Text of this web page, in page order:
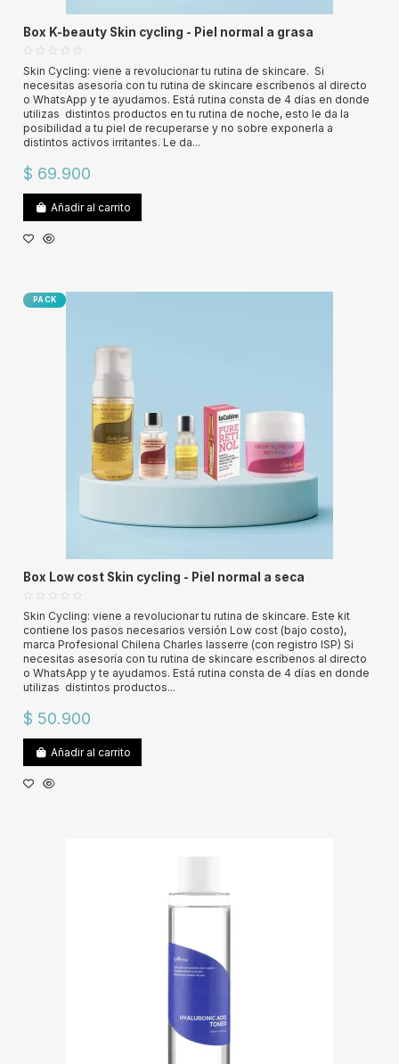
Box K-beauty Skin cycling - Piel normal a grasa
Skin Cycling: viene a revolucionar tu rutina de skincare. Si
necesitas asesoría con tu rutina de skincare escríbenos al directo
o WhatsApp y te ayudamos. Está rutina consta de 4 días en donde
utilizas distintos productos en tu rutina de noche, esto le da la
posibilidad a tu piel de recuperarse y no sobre exponerla a
distintos activos irritantes. Le da...
$ 69.900
Añadir al carrito
PACK
Box Low cost Skin cycling - Piel normal a seca
Skin Cycling: viene a revolucionar tu rutina de skincare. Este kit
contiene los pasos necesarios versión Low cost (bajo costo),
marca Profesional Chilena Charles lasserre (con registro ISP) Si
necesitas asesoría con tu rutina de skincare escríbenos al directo
o WhatsApp y te ayudamos. Está rutina consta de 4 días en donde
utilizas distintos productos...
$ 50.900
Añadir al carrito